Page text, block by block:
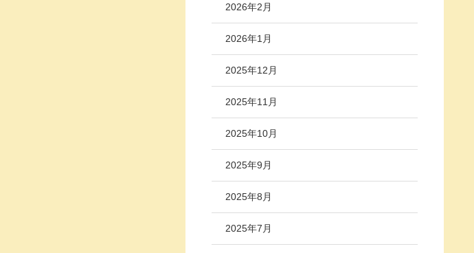
2026年2月
2026年1月
2025年12月
2025年11月
2025年10月
2025年9月
2025年8月
2025年7月